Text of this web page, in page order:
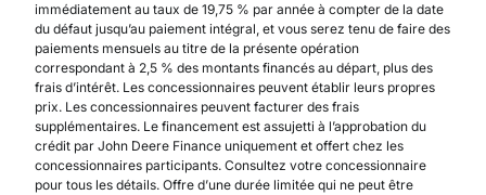
immédiatement au taux de 19,75 % par année à compter de la date
du défaut jusqu’au paiement intégral, et vous serez tenu de faire des
paiements mensuels au titre de la présente opération
correspondant à 2,5 % des montants financés au départ, plus des
frais d’intérêt. Les concessionnaires peuvent établir leurs propres
prix. Les concessionnaires peuvent facturer des frais
supplémentaires. Le financement est assujetti à l’approbation du
crédit par John Deere Finance uniquement et offert chez les
concessionnaires participants. Consultez votre concessionnaire
pour tous les détails. Offre d’une durée limitée qui ne peut être